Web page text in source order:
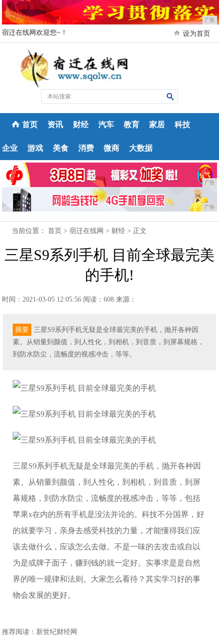
广告
宿迁在线网欢迎您~！ 设为首页
首页 资讯 财经 汽车 教育 家居 科技
企业 游戏 美食 消费 微商 大数据
广告
广告
当前位置：首页 >宿迁在线网 > 财经 > 正文
三星S9系列手机 目前全球最完美
的手机!
时间：2021-03-05 12:05:56 阅读：608 来源：
摘要
三星S9系列手机无疑是全球最完美的手机，抛开各种因
素。从销量到颜值，到人性化，到相机，到音质，到屏幕规格，
到防水防尘，流畅度的视感冲击，等等。
三星S9系列手机无疑是全球最完美的手机，抛开各种因
素。从销量到颜值，到人性化，到相机，到音质，到屏
幕规格，到防水防尘，流畅度的视感冲击，等等，包括
苹果x在内的所有手机是没法并论的。科技不分国界，好
的就要学习，亲身去感受科技的力量，才能懂得我们应
该去做什么，应该怎么去做。不是一味的去攻击或自以
为是或牌子面子，赚到钱的就一定好。实事求是是自然
界的唯一规律和法则。大家怎么看待？其实学习好的事
物会发展的更好。
推荐阅读： 新世纪财经网